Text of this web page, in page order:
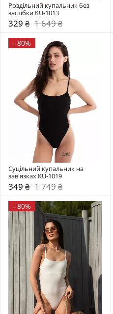
Роздільний купальник без
застібки KU-1013
329 ₴ 1 649 ₴
- 80%
Суцільний купальник на
зав'язках KU-1019
349 ₴ 1 749 ₴
- 80%